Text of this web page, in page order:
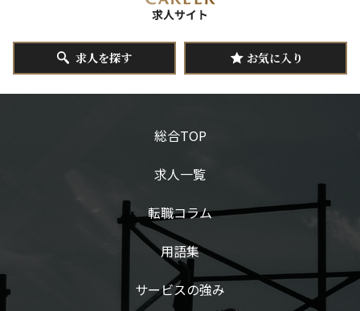
求人を探す お気に入り
総合TOP
求人一覧
転職コラム
用語集
サービスの強み